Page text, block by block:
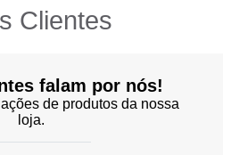
Clientes
falam por nós!
de produtos da nossa
loja.